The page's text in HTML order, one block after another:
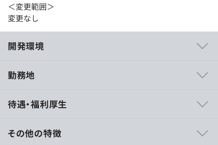
＜変更範囲＞
変更なし
開発環境
■外食向けタブレットのアプリケーション開発
■POS／OESとの連携
■各種システムとの連携開発
勤務地
待遇・福利厚生
その他の特徴